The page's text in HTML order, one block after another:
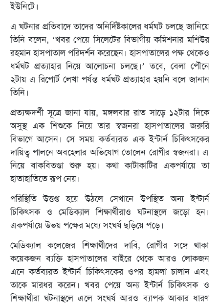
ইউনিটে।
এ ঘটনার প্রতিবাদে তাদের অনির্দিষ্টকালের ধর্মঘট চলছে জানিয়ে
তিনি বলেন, ‘খবর পেয়ে সিলেটের বিভাগীয় কমিশনার মশিউর
রহমান হাসপাতাল পরিদর্শন করেছেন। হাসপাতালের পক্ষ থেকেও
ধর্মঘট প্রত্যাহার নিয়ে আলোচনা চলছে।’ তবে, বেলা পৌনে
২টায় এ রিপোর্ট লেখা পর্যন্ত ধর্মঘট প্রত্যাহার হয়নি বলে জানান
তিনি।
প্রত্যক্ষদর্শী সূত্রে জানা যায়, মঙ্গলবার রাত সাড়ে ১২টার দিকে
অসুস্থ এক শিশুকে নিয়ে তার স্বজনরা হাসপাতালের জরুরি
বিভাগে আসেন। সে সময় কর্তব্যরত এক ইন্টার্ন চিকিৎসকের
দায়িত্ব পালনে অবহেলার অভিযোগ তোলেন রোগীর স্বজনরা। এ
নিয়ে বাকবিতণ্ডা শুরু হয়। কথা কাটাকাটির একপর্যায়ে তা
হাতাহাতিতে রূপ নেয়।
পরিস্থিতি উত্তপ্ত হয়ে উঠলে সেখানে উপস্থিত অন্য ইন্টার্ন
চিকিৎসক ও মেডিক্যাল শিক্ষার্থীরাও ঘটনাস্থলে জড়ো হন।
একপর্যায়ে উভয় পক্ষের মধ্যে সংঘর্ষ ছড়িয়ে পড়ে।
মেডিক্যাল কলেজের শিক্ষার্থীদের দাবি, রোগীর সঙ্গে থাকা
কয়েকজন ব্যক্তি হাসপাতালের বাইরে থেকে আরও লোকজন
এনে কর্তব্যরত ইন্টার্ন চিকিৎসকের ওপর হামলা চালান এবং
তাকে মারধর করেন। খবর পেয়ে অন্য ইন্টার্ন চিকিৎসক ও
শিক্ষার্থীরা ঘটনাস্থলে এলে সংঘর্ষ আরও ব্যাপক আকার ধারণ